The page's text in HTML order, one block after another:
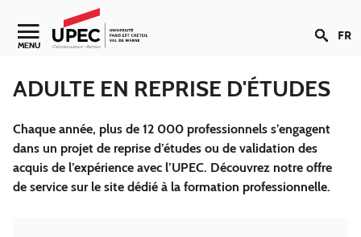
Aller au contenu
Navigation secondaire
MENU FR
ADULTE EN REPRISE D'ÉTUDES
Chaque année, plus de 12 000 professionnels s’engagent
dans un projet de reprise d’études ou de validation des
acquis de l’expérience avec l’UPEC. Découvrez notre offre
de service sur le site dédié à la formation professionnelle.